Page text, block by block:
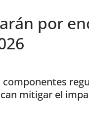
por
mitigar el